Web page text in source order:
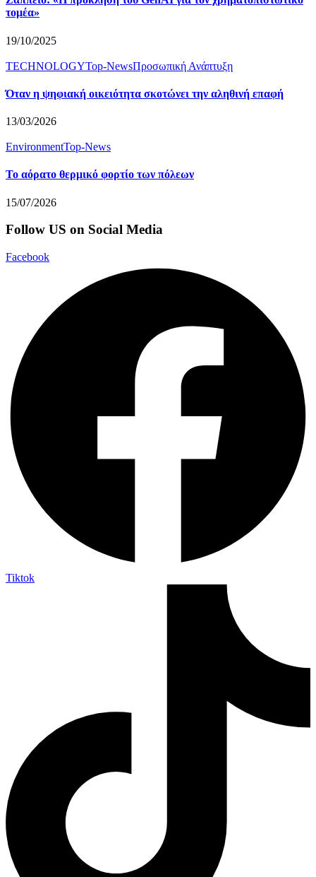
τομέα»
19/10/2025
TECHNOLOGYTop-NewsΠροσωπική Ανάπτυξη
Όταν η ψηφιακή οικειότητα σκοτώνει την αληθινή επαφή
13/03/2026
EnvironmentTop-News
Το αόρατο θερμικό φορτίο των πόλεων
15/07/2026
Follow US on Social Media
Facebook
Tiktok